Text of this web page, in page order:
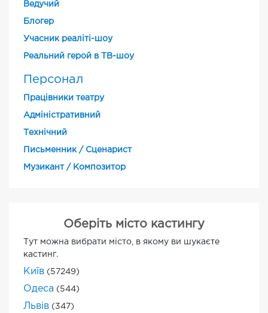
Ведучий
Блогер
Учасник реаліті-шоу
Реальний герой в ТВ-шоу
Персонал
Працівники театру
Адміністративний
Технічний
Письменник / Сценарист
Музикант / Композитор
Оберіть місто кастингу
Тут можна вибрати місто, в якому ви шукаєте
кастинг.
Київ (57249)
Одеса (544)
Львів (347)